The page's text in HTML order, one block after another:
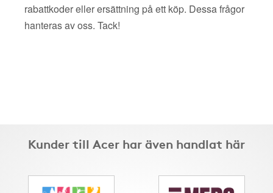
rabattkoder eller ersättning på ett köp. Dessa frågor
hanteras av oss. Tack!
Kunder till Acer har även handlat här